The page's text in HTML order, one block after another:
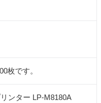
枚です。
ンター LP-M8180A